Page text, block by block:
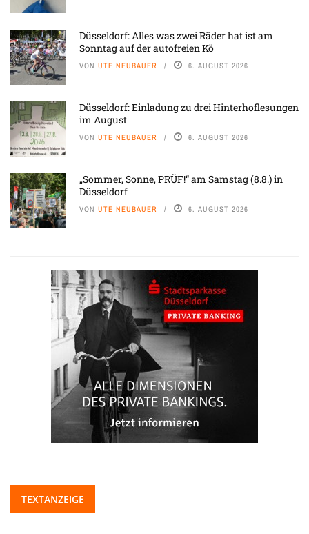
Düsseldorf: Alles was zwei Räder hat ist am
Sonntag auf der autofreien Kö
VON UTE NEUBAUER 6. AUGUST 2026
Düsseldorf: Einladung zu drei Hinterhoflesungen
im August
VON UTE NEUBAUER 6. AUGUST 2026
„Sommer, Sonne, PRÜF!“ am Samstag (8.8.) in
Düsseldorf
VON UTE NEUBAUER 6. AUGUST 2026
TEXTANZEIGE